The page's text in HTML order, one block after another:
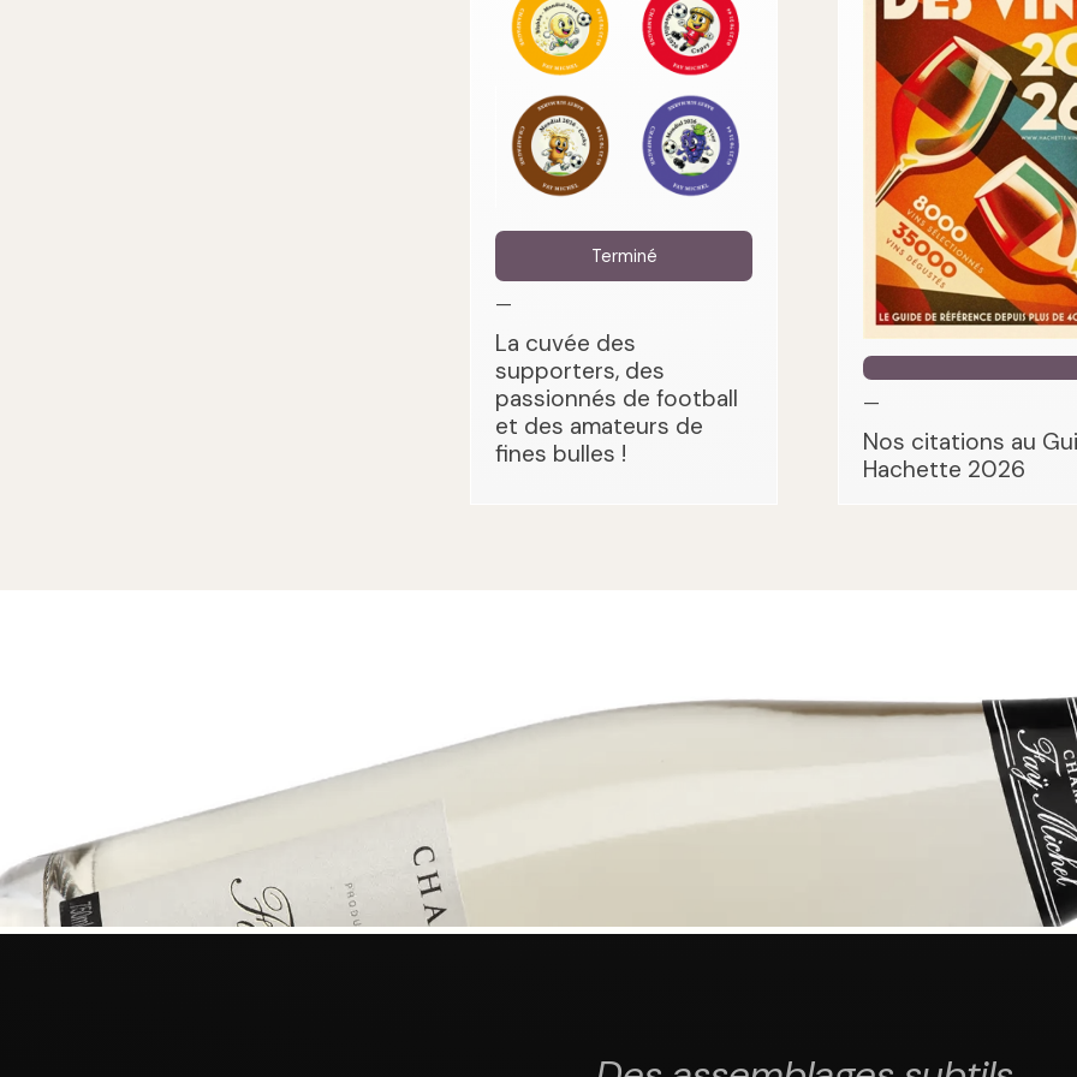
Terminé
—
La cuvée des
supporters, des
passionnés de football
et des amateurs de
fines bulles !
—
Nos citations au
Hachette 2026